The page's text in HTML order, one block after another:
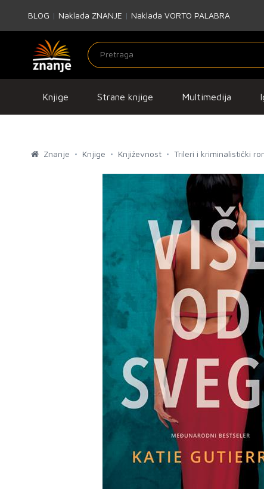
BLOG | Naklada ZNANJE | Naklada VORTO PALABRA
Knjige Strane knjige Multimedija
Znanje Knjige Književnost Trileri i kriminalistički